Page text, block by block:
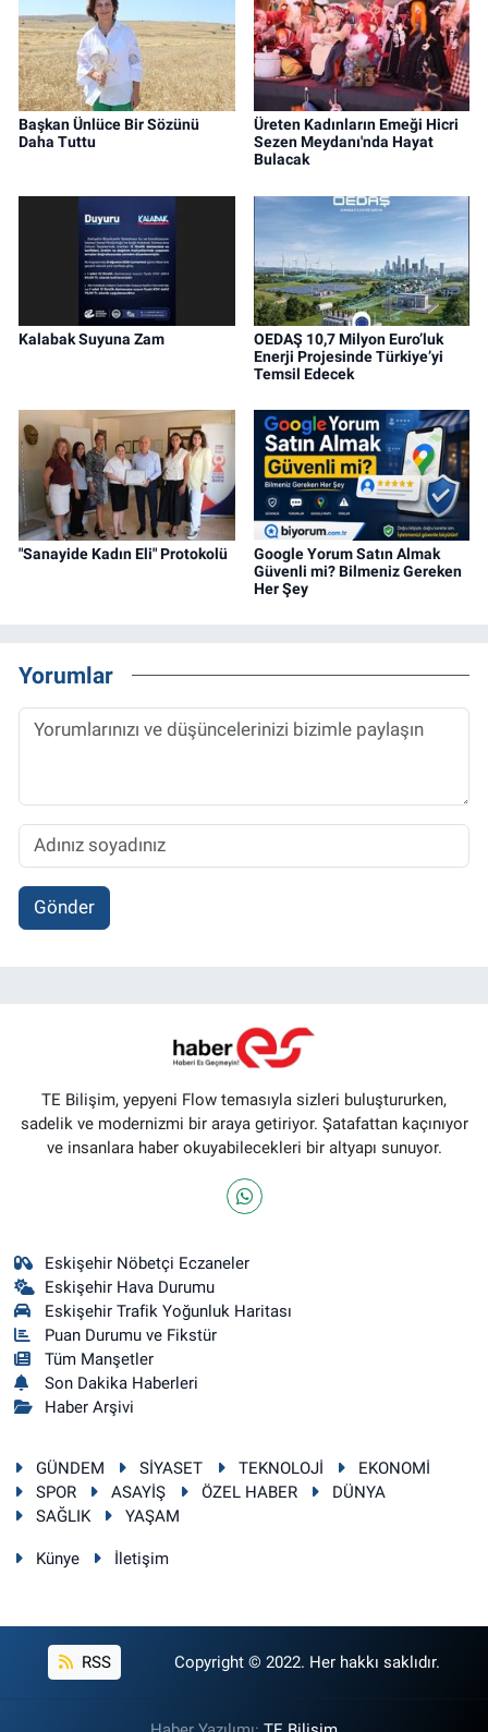
Başkan Ünlüce Bir Sözünü
Daha Tuttu
Üreten Kadınların Emeği Hicri
Sezen Meydanı'nda Hayat
Bulacak
Kalabak Suyuna Zam
OEDAŞ 10,7 Milyon Euro’luk
Enerji Projesinde Türkiye’yi
Temsil Edecek
"Sanayide Kadın Eli" Protokolü
Google Yorum Satın Almak
Güvenli mi? Bilmeniz Gereken
Her Şey
Yorumlar
Gönder
TE Bilişim, yepyeni Flow temasıyla sizleri buluştururken,
sadelik ve modernizmi bir araya getiriyor. Şatafattan kaçınıyor
ve insanlara haber okuyabilecekleri bir altyapı sunuyor.
Eskişehir Nöbetçi Eczaneler
Eskişehir Hava Durumu
Eskişehir Trafik Yoğunluk Haritası
Puan Durumu ve Fikstür
Tüm Manşetler
Son Dakika Haberleri
Haber Arşivi
GÜNDEM SİYASET TEKNOLOJİ
EKONOMİ
SPOR
ASAYİŞ ÖZEL HABER
DÜNYA
SAĞLIK
YAŞAM
Künye İletişim
RSS Copyright © 2022. Her hakkı saklıdır.